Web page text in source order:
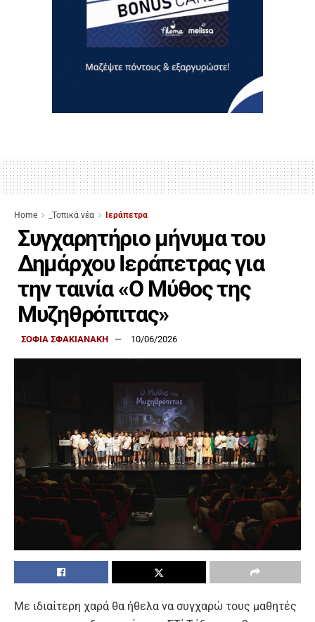
Home _Τοπικά νέα Ιεράπετρα
Συγχαρητήριο μήνυμα του
Δημάρχου Ιεράπετρας για
την ταινία «Ο Μύθος της
Μυζηθρόπιτας»
ΣΟΦΙΑ ΣΦΑΚΙΑΝΑΚΗ 10/06/2026
Με ιδιαίτερη χαρά θα ήθελα να συγχαρώ τους μαθητές